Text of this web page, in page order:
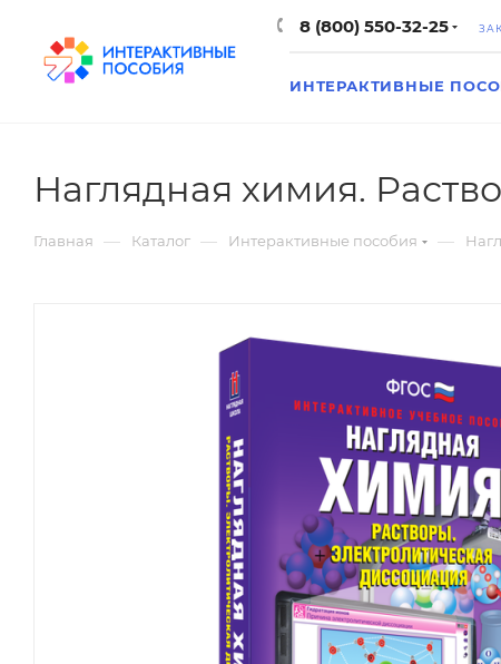
8 (800) 550-32-25
ИНТЕРАКТИВНЫЕ
Наглядная химия.
Главная — Каталог — Интерактивные пособия —